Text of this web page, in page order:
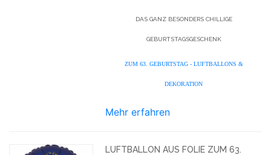
DAS GANZ BESONDERS CHILLIGE
GEBURTSTAGSGESCHENK
ZUM 63. GEBURTSTAG - LUFTBALLONS &
DEKORATION
Mehr erfahren
LUFTBALLON AUS FOLIE ZUM 63.